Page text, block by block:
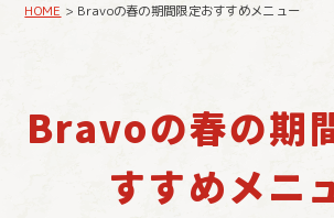
HOME > Bravoの春の期間限定おすすめメニュー
Bravoの春の期
すすめメニ